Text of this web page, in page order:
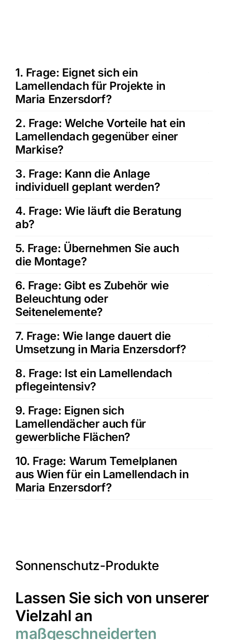
1. Frage: Eignet sich ein
Lamellendach für Projekte in
Maria Enzersdorf?
2. Frage: Welche Vorteile hat ein
Lamellendach gegenüber einer
Markise?
3. Frage: Kann die Anlage
individuell geplant werden?
4. Frage: Wie läuft die Beratung
ab?
5. Frage: Übernehmen Sie auch
die Montage?
6. Frage: Gibt es Zubehör wie
Beleuchtung oder
Seitenelemente?
7. Frage: Wie lange dauert die
Umsetzung in Maria Enzersdorf?
8. Frage: Ist ein Lamellendach
pflegeintensiv?
9. Frage: Eignen sich
Lamellendächer auch für
gewerbliche Flächen?
10. Frage: Warum Temelplanen
aus Wien für ein Lamellendach in
Maria Enzersdorf?
Sonnenschutz-Produkte
Lassen Sie sich von unserer
Vielzahl an
maßgeschneiderten